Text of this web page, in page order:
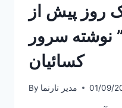
روز پیش از
نوشته سرور
کسائیان
By مدیر تارنما 01/09/